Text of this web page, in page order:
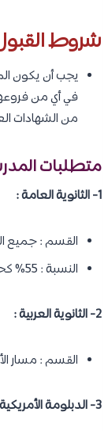
شروط
يجب أن يكون
في أي من
من الشهادات
متطلبات
1- الثانوية العامة :
القسم : جميع
النسبة : 55% كحد أدنى.
2- الثانوية العربية :
القسم : مسار
3- الدبلومة الأمريكية :